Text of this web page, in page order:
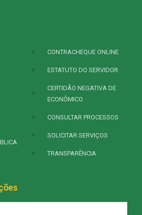
CONTRACHEQUE ONLINE
ESTATUTO DO SERVIDOR
CERTIDÃO NEGATIVA DE
ECONÔMICO
CONSULTAR PROCESSOS
SOLICITAR SERVIÇOS
TRANSPARÊNCIA